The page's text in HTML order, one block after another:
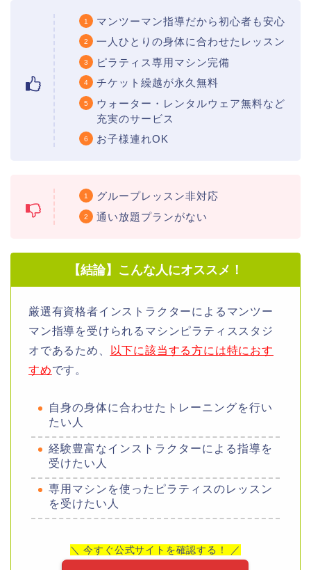
マンツーマン指導だから初心者も安心
一人ひとりの身体に合わせたレッスン
ピラティス専用マシン完備
チケット繰越が永久無料
ウォーター・レンタルウェア無料など
充実のサービス
お子様連れOK
グループレッスン非対応
通い放題プランがない
【結論】こんな人にオススメ！
厳選有資格者インストラクターによるマンツー
マン指導を受けられるマシンピラティススタジ
オであるため、
以下に該当する方には特におす
すめです。
自身の身体に合わせたトレーニングを行い
たい人
経験豊富なインストラクターによる指導を
受けたい人
専用マシンを使ったピラティスのレッスン
を受けたい人
＼ 今すぐ公式サイトを確認する！ ／